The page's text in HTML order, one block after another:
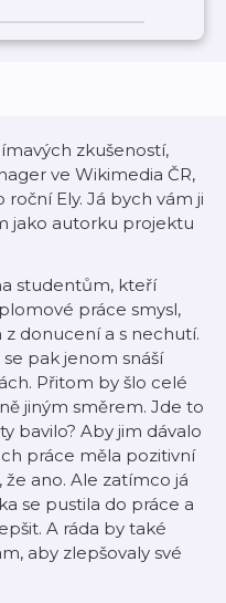
zkušeností,
ve Wikimedia ČR,
Ely. Já bych vám ji
jako autorku projektu
studentům, kteří
práce smysl,
donucení a s nechutí.
pak jenom snáší
Přitom by šlo celé
jiným směrem. Jde to
bavilo? Aby jim dávalo
práce měla pozitivní
že ano. Ale zatímco já
se pustila do práce a
A ráda by také
aby zlepšovaly své